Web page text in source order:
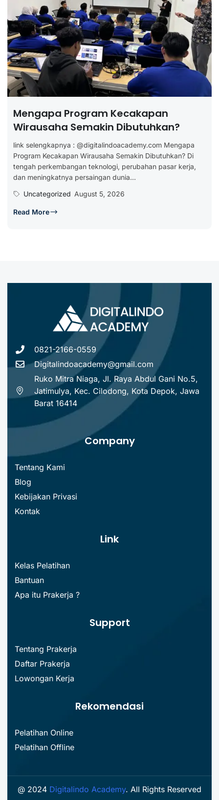
Mengapa Program Kecakapan
Wirausaha Semakin Dibutuhkan?
link selengkapnya : @digitalindoacademy.com Mengapa
Program Kecakapan Wirausaha Semakin Dibutuhkan? Di
tengah perkembangan teknologi, perubahan pasar kerja,
dan meningkatnya persaingan dunia...
Uncategorized August 5, 2026
Read More
0821-2166-0559
Digitalindoacademy@gmail.com
Ruko Mitra Niaga, Jl. Raya Abdul Gani No.5,
Jatimulya, Kec. Cilodong, Kota Depok, Jawa
Barat 16414
Company
Tentang Kami
Blog
Kebijakan Privasi
Kontak
Link
Kelas Pelatihan
Bantuan
Apa itu Prakerja ?
Support
Tentang Prakerja
Daftar Prakerja
Lowongan Kerja
Rekomendasi
Pelatihan Online
Pelatihan Offline
@ 2024 Digitalindo Academy. All Rights Reserved